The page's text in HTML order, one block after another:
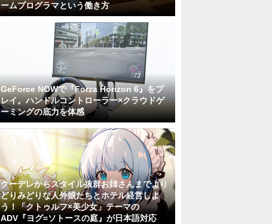
ームプログラマという働き方
GeForce NOWで『Forza Horizon 6』をプ
レイ。ハンドルコントローラー×クラウドゲ
ーミングの底力を体感
クーデレからスタイル抜群お姉さんまでより
どりみどりな人外娘たちとホテル経営しよ
う！「クトゥルフ×美少女」テーマの
ADV『ヨグ=ソトースの庭』が日本語対応